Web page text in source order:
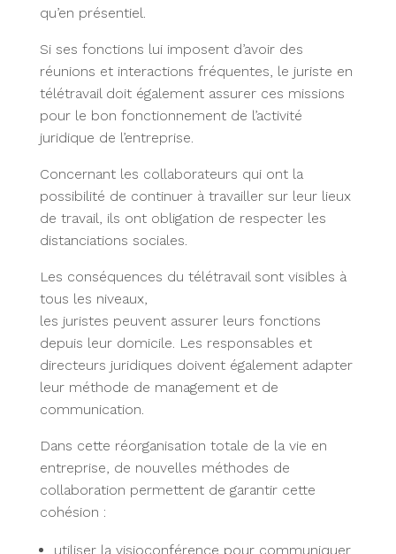
qu’en présentiel.
Si ses fonctions lui imposent d’avoir des
réunions et interactions fréquentes, le juriste en
télétravail doit également assurer ces missions
pour le bon fonctionnement de l’activité
juridique de l’entreprise.
Concernant les collaborateurs qui ont la
possibilité de continuer à travailler sur leur lieux
de travail, ils ont obligation de respecter les
distanciations sociales.
Les conséquences du télétravail sont visibles à
tous les niveaux,
les juristes peuvent assurer leurs fonctions
depuis leur domicile. Les responsables et
directeurs juridiques doivent également adapter
leur méthode de management et de
communication.
Dans cette réorganisation totale de la vie en
entreprise, de nouvelles méthodes de
collaboration permettent de garantir cette
cohésion :
utiliser la visioconférence pour communiquer